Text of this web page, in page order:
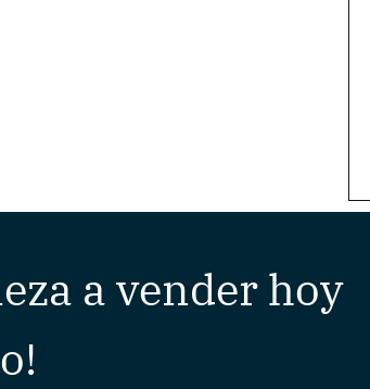
a vender hoy